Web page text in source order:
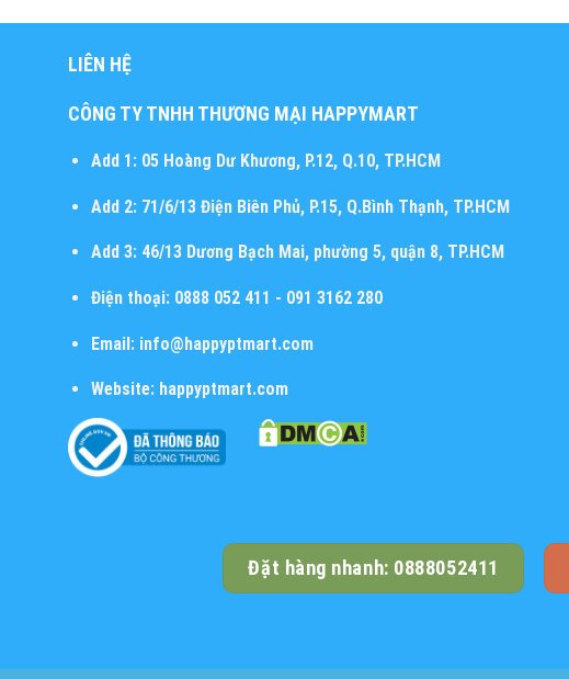
LIÊN HỆ
CÔNG TY TNHH THƯƠNG MẠI HAPPYMART
Add 1:05 Hoàng Dư Khương, P.12, Q.10, TP.HCM
Add 2:71/6/13 Điện Biên Phủ, P.15, Q.Bình Thạnh, TP.HCM
Add 3:46/13 Dương Bạch Mai, phường 5, quận 8, TP.HCM
Điện thoại:0888 052 411 - 091 3162 280
Email:info@happyptmart.com
Website: happyptmart.com
Đặt hàng nhanh: 0888052411